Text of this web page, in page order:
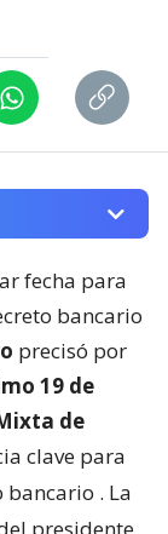
fecha para
bancario
precisó por
19 de
de
clave para
bancario . La